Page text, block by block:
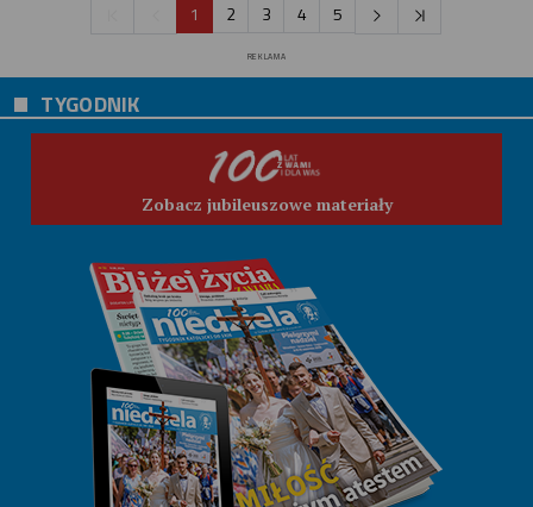
1 2 3 4 5
REKLAMA
TYGODNIK
Zobacz jubileuszowe materiały